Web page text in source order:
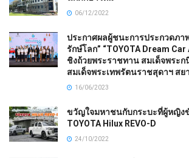
06/12/2022
ประกาศผลผู้ชนะการประกวดภา
รักษ์โลก” “TOYOTA Dream
ชิงถ้วยพระราชทาน สมเด็จพระก
สมเด็จพระเทพรัตนราชสุดาฯ ส
16/06/2023
ขวัญใจมหาชนกับกระบะที่ผู้หญิง
TOYOTA Hilux REVO-D
24/10/2022